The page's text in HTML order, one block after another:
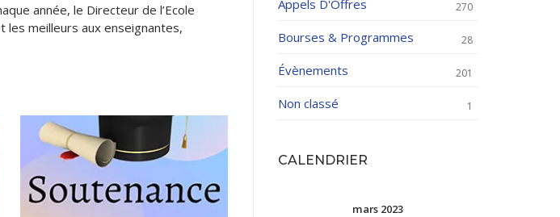
Préparatoires
Pédagogiques
assurées
Diplômes
œuvres Sociales
post graduation
année, le Directeur de l’Ecole
les meilleurs aux enseignantes,
Appels D'Offres 270
Bourses & Programmes 28
Évènements 201
Non classé 1
CALENDRIER
mars 2023